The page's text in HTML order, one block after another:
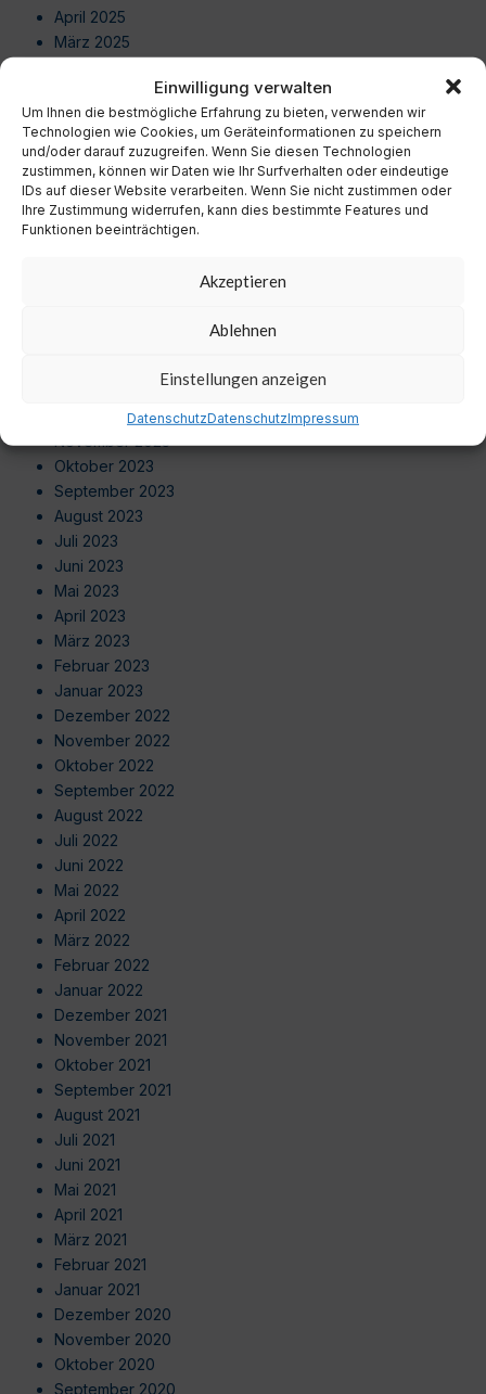
Einwilligung verwalten
Um Ihnen die bestmögliche Erfahrung zu bieten, verwenden wir
Technologien wie Cookies, um Geräteinformationen zu speichern
und/oder darauf zuzugreifen. Wenn Sie diesen Technologien
zustimmen, können wir Daten wie Ihr Surfverhalten oder eindeutige
IDs auf dieser Website verarbeiten. Wenn Sie nicht zustimmen oder
Ihre Zustimmung widerrufen, kann dies bestimmte Features und
Funktionen beeinträchtigen.
Akzeptieren
Ablehnen
Einstellungen anzeigen
DatenschutzDatenschutzImpressum
April 2025
März 2025
Dezember 2024
November 2024
Oktober 2024
September 2024
August 2024
Dezember 2023
November 2023
Oktober 2023
September 2023
August 2023
Juli 2023
Juni 2023
Mai 2023
April 2023
März 2023
Februar 2023
Januar 2023
Dezember 2022
November 2022
Oktober 2022
September 2022
August 2022
Juli 2022
Juni 2022
Mai 2022
April 2022
März 2022
Februar 2022
Januar 2022
Dezember 2021
November 2021
Oktober 2021
September 2021
August 2021
Juli 2021
Juni 2021
Mai 2021
April 2021
März 2021
Februar 2021
Januar 2021
Dezember 2020
November 2020
Oktober 2020
September 2020